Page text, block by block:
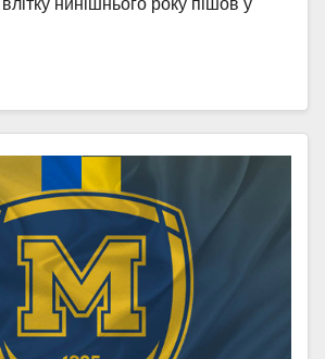
нинішнього року пішов у